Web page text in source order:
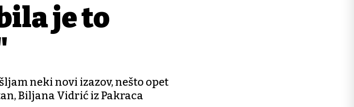
je to
neki novi izazov, nešto opet
Biljana Vidrić iz Pakraca